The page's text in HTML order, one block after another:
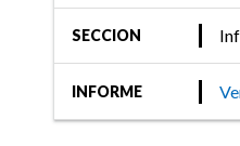
Informe Crediticio
FIX (afiliada
Ratings)
de
SECCION
INFORME